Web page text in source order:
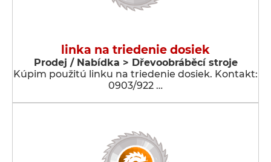
linka na triedenie dosiek
Prodej / Nabídka > Dřevoobráběcí stroje
Kúpim použitú linku na triedenie dosiek. Kontakt:
0903/922 …